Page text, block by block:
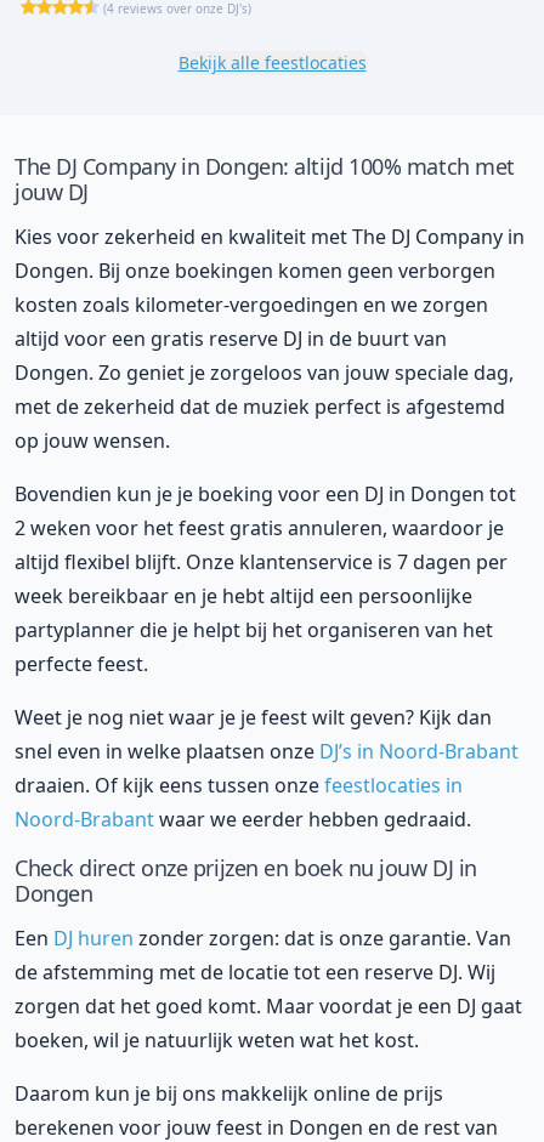
(4 reviews over onze DJ's)
Bekijk alle feestlocaties
The DJ Company in Dongen: altijd 100% match met
jouw DJ
Kies voor zekerheid en kwaliteit met The DJ Company in
Dongen. Bij onze boekingen komen geen verborgen
kosten zoals kilometer-vergoedingen en we zorgen
altijd voor een gratis reserve DJ in de buurt van
Dongen. Zo geniet je zorgeloos van jouw speciale dag,
met de zekerheid dat de muziek perfect is afgestemd
op jouw wensen.
Bovendien kun je je boeking voor een DJ in Dongen tot
2 weken voor het feest gratis annuleren, waardoor je
altijd flexibel blijft. Onze klantenservice is 7 dagen per
week bereikbaar en je hebt altijd een persoonlijke
partyplanner die je helpt bij het organiseren van het
perfecte feest.
Weet je nog niet waar je je feest wilt geven? Kijk dan
snel even in welke plaatsen onze DJ’s in Noord-Brabant
draaien. Of kijk eens tussen onzefeestlocaties in
Noord-Brabantwaar we eerder hebben gedraaid.
Check direct onze prijzen en boek nu jouw DJ in
Dongen
Een DJ huren zonder zorgen: dat is onze garantie. Van
de afstemming met de locatie tot een reserve DJ. Wij
zorgen dat het goed komt. Maar voordat je een DJ gaat
boeken, wil je natuurlijk weten wat het kost.
Daarom kun je bij ons makkelijk online de prijs
berekenen voor jouw feest in Dongen en de rest van